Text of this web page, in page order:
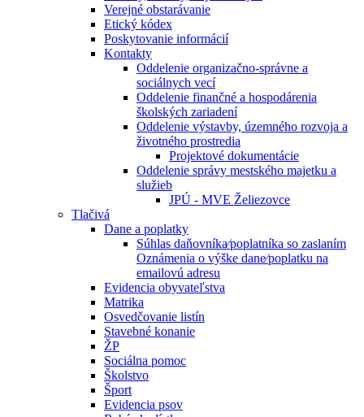
Verejné obstarávanie
Etický kódex
Poskytovanie informácií
Kontakty
Oddelenie organizačno-správne a
sociálnych vecí
Oddelenie finančné a hospodárenia
školských zariadení
Oddelenie výstavby, územného rozvoja a
životného prostredia
Projektové dokumentácie
Oddelenie správy mestského majetku a
služieb
JPÚ - MVE Želiezovce
Tlačivá
Dane a poplatky
Súhlas daňovníka⁄poplatníka so zaslaním
Oznámenia o výške dane⁄poplatku na
emailovú adresu
Evidencia obyvateľstva
Matrika
Osvedčovanie listín
Stavebné konanie
ŽP
Sociálna pomoc
Školstvo
Šport
Evidencia psov